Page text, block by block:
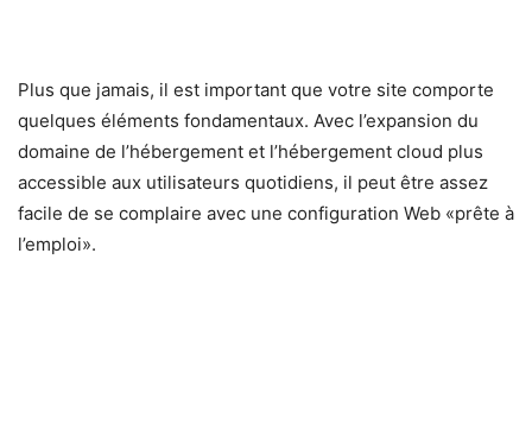
Plus que jamais, il est important que votre site comporte
quelques éléments fondamentaux. Avec l’expansion du
domaine de l’hébergement et l’hébergement cloud plus
accessible aux utilisateurs quotidiens, il peut être assez
facile de se complaire avec une configuration Web «prête à
l’emploi».